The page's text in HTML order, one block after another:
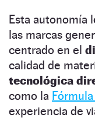
Esta autonomía
las marcas
centrado en el
calidad de
tecnológica
como la Fórmula
experiencia de